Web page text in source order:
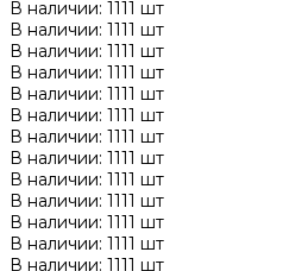
В наличии: 1111 шт
В наличии: 1111 шт
В наличии: 1111 шт
В наличии: 1111 шт
В наличии: 1111 шт
В наличии: 1111 шт
В наличии: 1111 шт
В наличии: 1111 шт
В наличии: 1111 шт
В наличии: 1111 шт
В наличии: 1111 шт
В наличии: 1111 шт
В наличии: 1111 шт